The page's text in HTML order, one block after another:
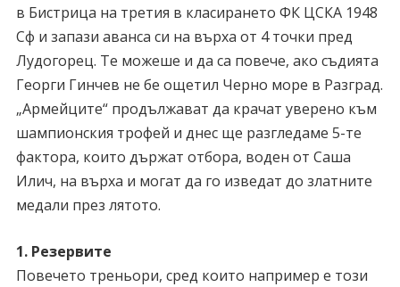
в Бистрица на третия в класирането ФК ЦСКА 1948
Сф и запази аванса си на върха от 4 точки пред
Лудогорец. Те можеше и да са повече, ако съдията
Георги Гинчев не бе ощетил Черно море в Разград.
„Армейците“ продължават да крачат уверено към
шампионския трофей и днес ще разгледаме 5-те
фактора, които държат отбора, воден от Саша
Илич, на върха и могат да го изведат до златните
медали през лятото.
1. Резервите
Повечето треньори, сред които например е този